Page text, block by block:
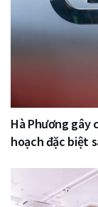
Hà Phương gây
hoạch đặc biệt